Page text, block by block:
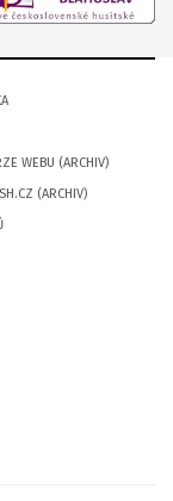
WEBU (ARCHIV)
(ARCHIV)